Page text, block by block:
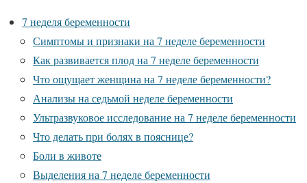
7 неделя беременности
Симптомы и признаки на 7 неделе беременности
Как развивается плод на 7 неделе беременности
Что ощущает женщина на 7 неделе беременности?
Анализы на седьмой неделе беременности
Ультразвуковое исследование на 7 неделе беременности
Что делать при болях в пояснице?
Боли в животе
Выделения на 7 неделе беременности